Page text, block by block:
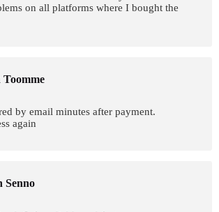
on all platforms where I bought the
Toomme
by email minutes after payment.
again
Senno